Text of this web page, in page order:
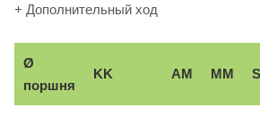
+ Дополнительный ход
Ø
поршня
KK AM ММ